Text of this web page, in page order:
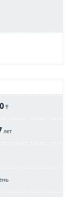
₸
лет